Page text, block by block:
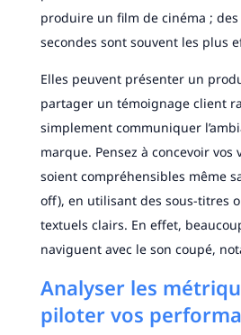
produire un film de cinéma ; des
secondes sont souvent les plus
Elles peuvent présenter un
partager un témoignage client
simplement communiquer
marque. Pensez à concevoir vos
soient compréhensibles même
off), en utilisant des sous-titres
textuels clairs. En effet,
naviguent avec le son coupé,
Analyser les
piloter vos